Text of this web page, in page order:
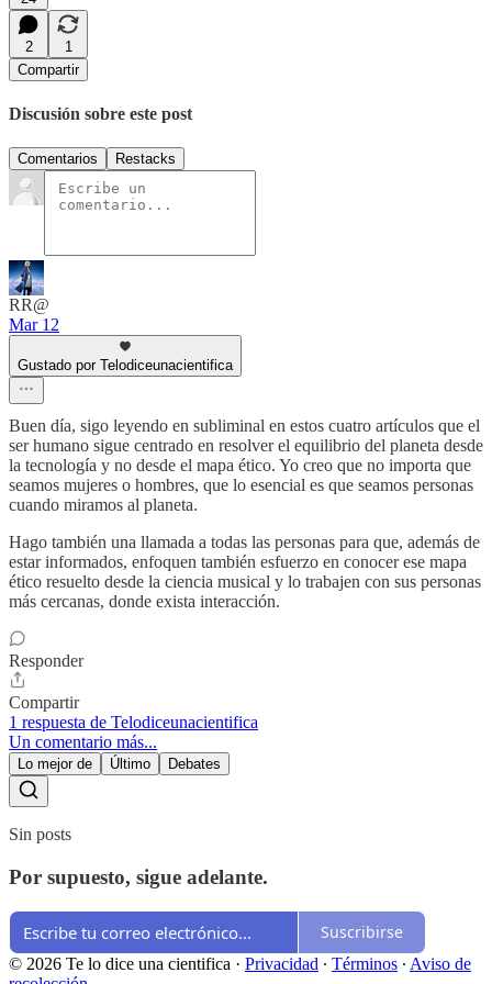
2
1
Compartir
Discusión sobre este post
Comentarios Restacks
RR@
Mar 12
Gustado por Telodiceunacientifica
Buen día, sigo leyendo en subliminal en estos cuatro artículos que el
ser humano sigue centrado en resolver el equilibrio del planeta desde
la tecnología y no desde el mapa ético. Yo creo que no importa que
seamos mujeres o hombres, que lo esencial es que seamos personas
cuando miramos al planeta.
Hago también una llamada a todas las personas para que, además de
estar informados, enfoquen también esfuerzo en conocer ese mapa
ético resuelto desde la ciencia musical y lo trabajen con sus personas
más cercanas, donde exista interacción.
Responder
Compartir
1 respuesta de Telodiceunacientifica
Un comentario más...
Lo mejor de Último Debates
Sin posts
Por supuesto, sigue adelante.
Suscribirse
© 2026 Te lo dice una cientifica · Privacidad ∙ Términos ∙ Aviso de